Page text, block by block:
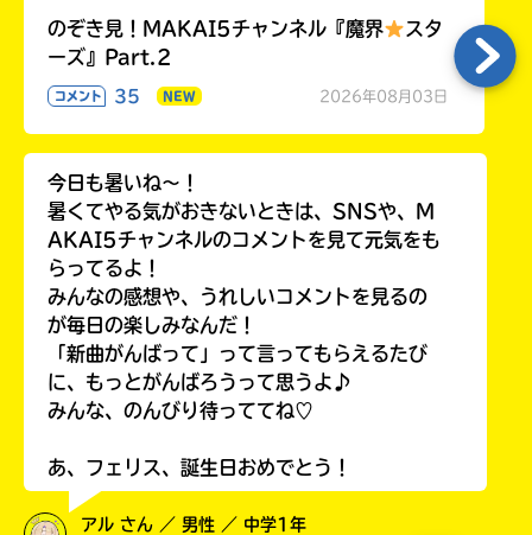
のぞき見！MAKAI5チャンネル『魔界
スタ
ーズ』Part.2
コメント 35 NEW 2026年08月03日
今日も暑いね〜！
暑くてやる気がおきないときは、SNSや、M
AKAI5チャンネルのコメントを見て元気をも
らってるよ！
みんなの感想や、うれしいコメントを見るの
が毎日の楽しみなんだ！
「新曲がんばって」って言ってもらえるたび
に、もっとがんばろうって思うよ♪
みんな、のんびり待っててね♡
あ、フェリス、誕生日おめでとう！
アル さん ／ 男性 ／ 中学1年